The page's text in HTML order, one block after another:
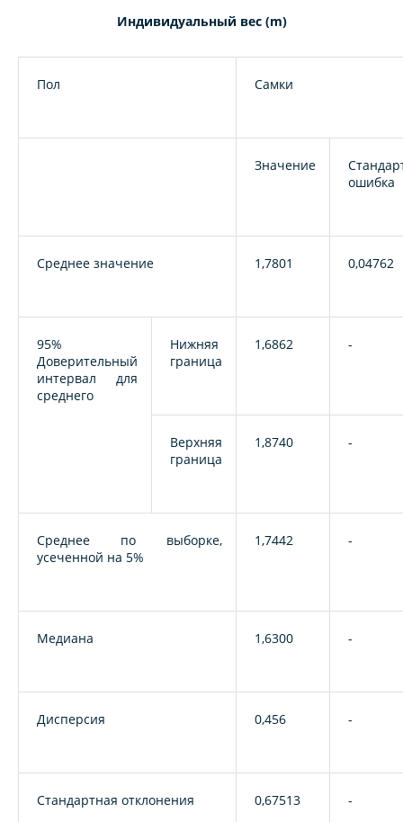
Индивидуальный вес (m)
Пол Самки
Значение
ошибка
Среднее значение 1,7801 0,04762
95%
Доверительный
интервал для
среднего
Нижняя
граница
1,6862 -
Верхняя
граница
1,8740 -
Среднее по выборке,
усеченной на 5%
1,7442 -
Медиана 1,6300 -
Дисперсия 0,456 -
Стандартная отклонения 0,67513 -